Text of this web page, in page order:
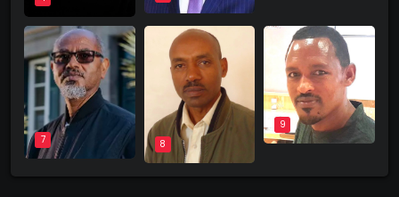
7 8
9